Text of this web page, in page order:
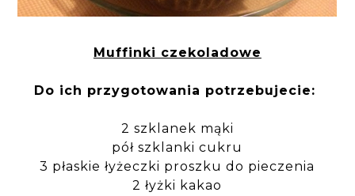
Muffinki czekoladowe
Do ich przygotowania potrzebujecie:
2 szklanek mąki
pół szklanki cukru
3 płaskie łyżeczki proszku do pieczenia
2 łyżki kakao